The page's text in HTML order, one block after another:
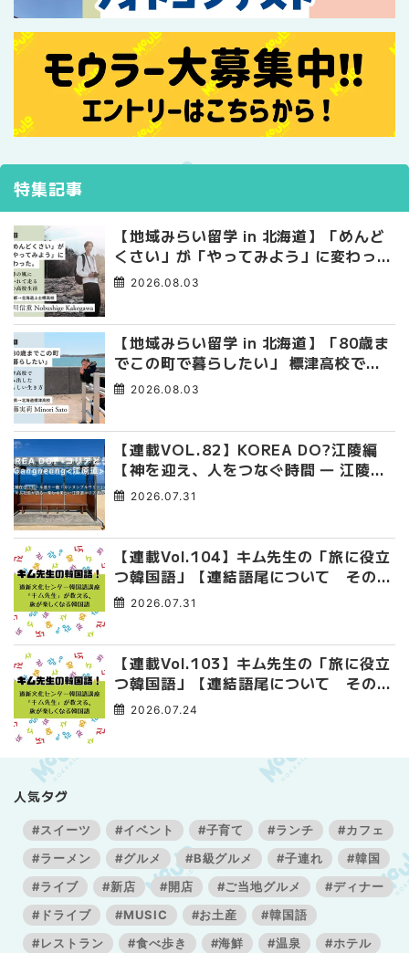
特集記事
【地域みらい留学 in 北海道】「めんど
くさい」が「やってみよう」に変わっ
た。 十勝の風に吹かれて走る、僕の泥
2026.08.03
【地域みらい留学 in 北海道】「80歳ま
でこの町で暮らしたい」 標津高校で踏
み出した、私らしい生き方
2026.08.03
【連載VOL.82】KOREA DO?江陵編
【神を迎え、人をつなぐ時間 ― 江陵端
午祭 】
2026.07.31
【連載Vol.104】キム先生の「旅に役立
つ韓国語」【連結語尾について その
4】2026.07.31
【連載Vol.103】キム先生の「旅に役立
つ韓国語」【連結語尾について その
3】2026.07.24
人気タグ
#スイーツ #イベント #子育て #ランチ
#カフェ
#ラーメン
#グルメ #B級グルメ #子連れ
#韓国
#ライブ
#新店 #開店 #ご当地グルメ
#ディナー
#ドライブ
#MUSIC #お土産
#韓国語
#レストラン
#食べ歩き #海鮮 #温泉
#ホテル